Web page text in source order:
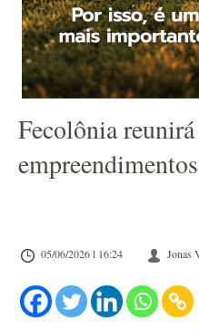
Fecolônia
05/06/2026 l 16:24 Jonas